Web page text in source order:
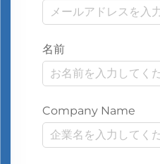
名前
Company Name